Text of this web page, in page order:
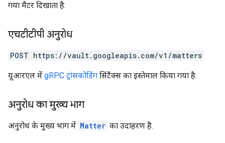
गया मैटर दिखाता है.
एचटीटीपी अनुरोध
POST https://vault.googleapis.com/v1/matters
यूआरएल में gRPC ट्रांसकोडिंग सिंटैक्स का इस्तेमाल किया गया है.
अनुरोध का मुख्य भाग
अनुरोध के मुख्य भाग में Matter का उदाहरण है.